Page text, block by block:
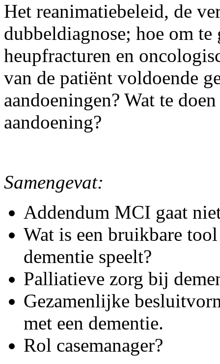
Het reanimatiebeleid, de
dubbeldiagnose; hoe om
heupfracturen en
van de patiënt voldoende
aandoeningen? Wat te
aandoening?
Samengevat:
Addendum MCI gaat
Wat is een bruikbare
dementie speelt?
Palliatieve zorg bij
Gezamenlijke
met een dementie.
Rol casemanager?